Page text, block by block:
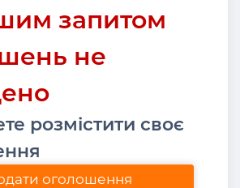
запитом
не
розмістити своє
оголошення